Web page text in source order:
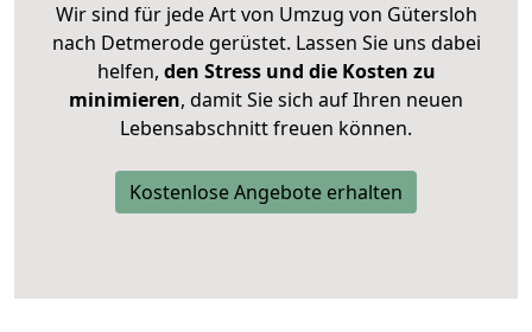
Wir sind für jede Art von Umzug von Gütersloh
nach Detmerode gerüstet. Lassen Sie uns dabei
helfen, den Stress und die Kosten zu
minimieren, damit Sie sich auf Ihren neuen
Lebensabschnitt freuen können.
Kostenlose Angebote erhalten